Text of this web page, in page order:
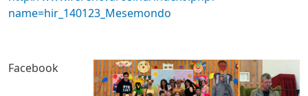
name=hir_140123_Mesemondo
Facebook